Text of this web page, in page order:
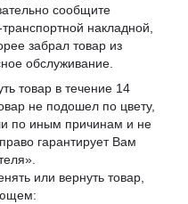
сообщите
накладной,
забрал товар из
обслуживание.
товар в течение 14
не подошел по цвету,
по иным причинам и не
гарантирует Вам
или вернуть товар,